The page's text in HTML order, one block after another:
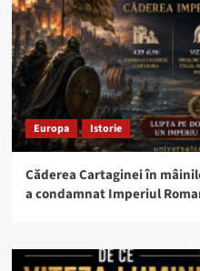
Europa Istorie
Căderea Cartaginei în
a condamnat Imperiul